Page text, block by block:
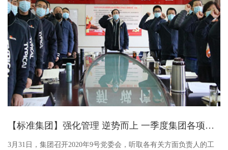
黄黑不同颜色的线路纷繁复杂，几名技术人员正在认真布线；厂房
一侧排列的一个个操作台位上，工...
【标准集团】强化管理 逆势而上 一季度集团各项经营指标持续向好
3月31日，集团召开2020年9号党委会，听取各有关方面负责人的工